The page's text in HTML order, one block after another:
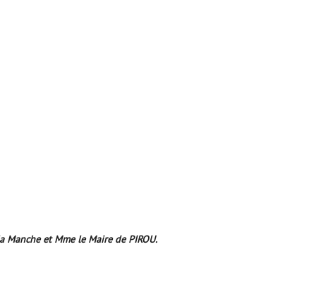
et Mme le Maire de PIROU.